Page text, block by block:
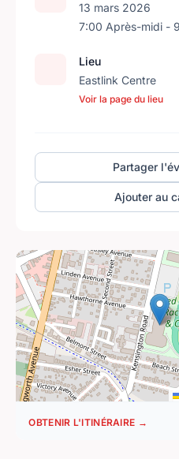
13 mars 2026
7:00 Après-midi -
Lieu
Eastlink Centre
Voir la page du lieu
Partager
Ajouter au
OBTENIR L'ITINÉRAIRE →